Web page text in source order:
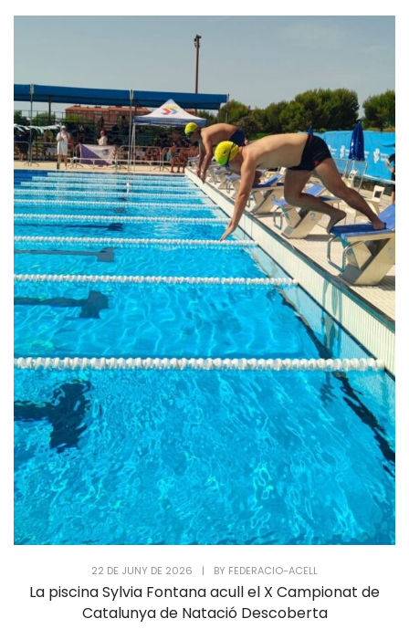
22 DE JUNY DE 2026 | BY FEDERACIO-ACELL
La piscina Sylvia Fontana acull el X Campionat de
Catalunya de Natació Descoberta